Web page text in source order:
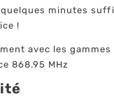
minutes
!
avec les
868.95 MHz